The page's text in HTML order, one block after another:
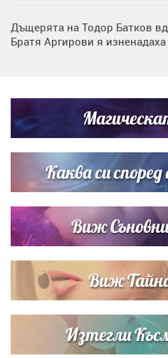
Дъщерята на Тодор Батков
Братя Аргирови я изненадаха
Списъкът е ясен: Джей Ло и
сватбата на Роналдо
Каква си
Виж
Виж
Изтегли